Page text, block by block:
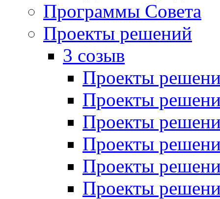
Программы Совета
Проекты решений
3 созыв
Проекты
Проекты
Проекты
Проекты
Проекты
Проекты